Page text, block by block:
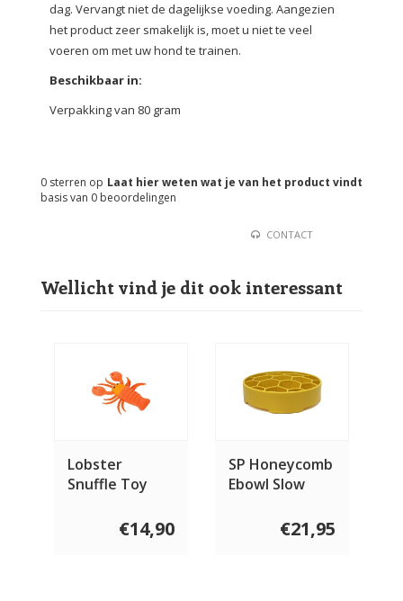
dag. Vervangt niet de dagelijkse voeding. Aangezien
het product zeer smakelijk is, moet u niet te veel
voeren om met uw hond te trainen.
Beschikbaar in:
Verpakking van 80 gram
Laat hier weten wat je van het product vindt
0 sterren op
basis van 0 beoordelingen
CONTACT
Wellicht vind je dit ook interessant
Lobster
Snuffle Toy
€14,90
SP Honeycomb
Ebowl Slow
€21,95